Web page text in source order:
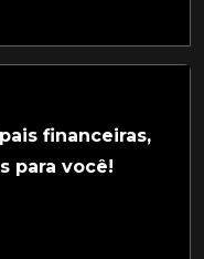
financeiras,
para você!